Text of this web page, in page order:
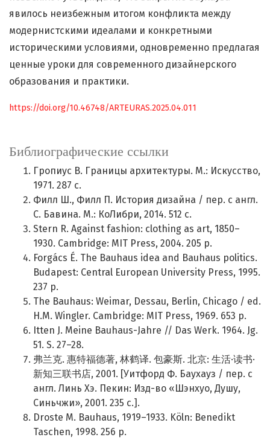
явилось неизбежным итогом конфликта между
модернистскими идеалами и конкретными
историческими условиями, одновременно предлагая
ценные уроки для современного дизайнерского
образования и практики.
https://doi.org/10.46748/ARTEURAS.2025.04.011
Библиографические ссылки
Гропиус В. Границы архитектуры. М.: Искусство,
1971. 287 с.
Филл Ш., Филл П. История дизайна / пер. с англ.
С. Бавина. М.: КоЛибри, 2014. 512 с.
Stern R. Against fashion: clothing as art, 1850–
1930. Cambridge: MIT Press, 2004. 205 p.
Forgács É. The Bauhaus idea and Bauhaus politics.
Budapest: Central European University Press, 1995.
237 p.
The Bauhaus: Weimar, Dessau, Berlin, Chicago / ed.
H.M. Wingler. Cambridge: MIT Press, 1969. 653 p.
Itten J. Meine Bauhaus-Jahre // Das Werk. 1964. Jg.
51. S. 27–28.
弗兰克. 惠特福德著, 林鹤译. 包豪斯. 北京: 生活·读书·
新知三联书店, 2001. [Уитфорд Ф. Баухауз / пер. с
англ. Линь Хэ. Пекин: Изд-во «Шэнхуо, Душу,
Синьчжи», 2001. 235 с.].
Droste M. Bauhaus, 1919–1933. Köln: Benedikt
Taschen, 1998. 256 p.